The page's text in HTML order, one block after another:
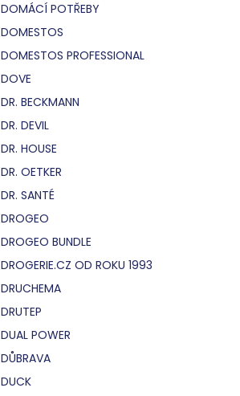
DOMÁCÍ POTŘEBY
DOMESTOS
DOMESTOS PROFESSIONAL
DOVE
DR. BECKMANN
DR. DEVIL
DR. HOUSE
DR. OETKER
DR. SANTÉ
DROGEO
DROGEO BUNDLE
DROGERIE.CZ OD ROKU 1993
DRUCHEMA
DRUTEP
DUAL POWER
DŮBRAVA
DUCK